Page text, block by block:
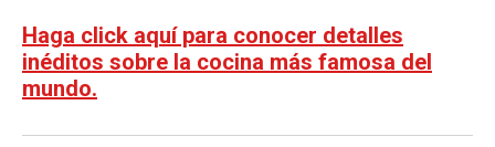
Haga click aquí para conocer detalles
inéditos sobre la cocina más famosa del
mundo.